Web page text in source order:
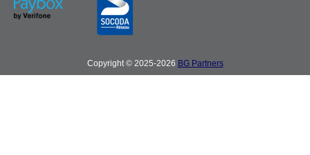
Copyright © 2025-2026 BG Partners